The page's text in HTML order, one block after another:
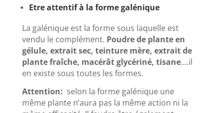
Etre attentif à la forme galénique
La galénique est la forme sous laquelle est
vendu le complément. Poudre de plante en
gélule, extrait sec, teinture mère, extrait de
plante fraîche, macérât glycériné, tisane….il
en existe sous toutes les formes.
Attention: selon la forme galénique une
même plante n’aura pas la même action ni la